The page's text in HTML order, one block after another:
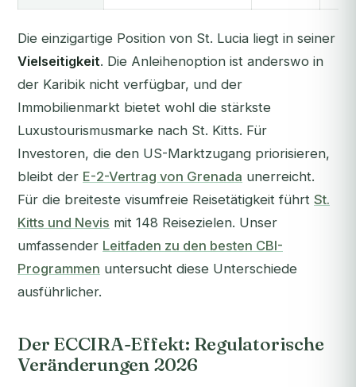
Die einzigartige Position von St. Lucia liegt in seiner
Vielseitigkeit. Die Anleihenoption ist anderswo in
der Karibik nicht verfügbar, und der
Immobilienmarkt bietet wohl die stärkste
Luxustourismusmarke nach St. Kitts. Für
Investoren, die den US-Marktzugang priorisieren,
bleibt der E-2-Vertrag von Grenada unerreicht.
Für die breiteste visumfreie Reisetätigkeit führt St.
Kitts und Nevis mit 148 Reisezielen. Unser
umfassender Leitfaden zu den besten CBI-
Programmen untersucht diese Unterschiede
ausführlicher.
Der ECCIRA-Effekt: Regulatorische
Veränderungen 2026